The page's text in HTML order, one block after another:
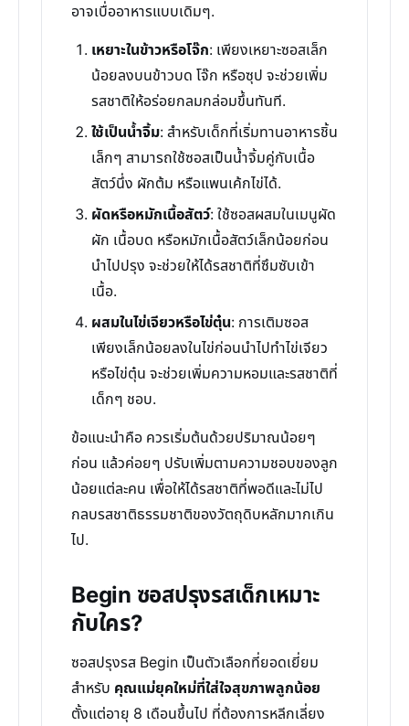
อาจเบื่ออาหารแบบเดิมๆ.
เหยาะในข้าวหรือโจ๊ก: เพียงเหยาะซอสเล็ก
น้อยลงบนข้าวบด โจ๊ก หรือซุป จะช่วยเพิ่ม
รสชาติให้อร่อยกลมกล่อมขึ้นทันที.
ใช้เป็นน้ำจิ้ม: สำหรับเด็กที่เริ่มทานอาหารชิ้น
เล็กๆ สามารถใช้ซอสเป็นน้ำจิ้มคู่กับเนื้อ
สัตว์นึ่ง ผักต้ม หรือแพนเค้กไข่ได้.
ผัดหรือหมักเนื้อสัตว์: ใช้ซอสผสมในเมนูผัด
ผัก เนื้อบด หรือหมักเนื้อสัตว์เล็กน้อยก่อน
นำไปปรุง จะช่วยให้ได้รสชาติที่ซึมซับเข้า
เนื้อ.
ผสมในไข่เจียวหรือไข่ตุ๋น: การเติมซอส
เพียงเล็กน้อยลงในไข่ก่อนนำไปทำไข่เจียว
หรือไข่ตุ๋น จะช่วยเพิ่มความหอมและรสชาติที่
เด็กๆ ชอบ.
ข้อแนะนำคือ ควรเริ่มต้นด้วยปริมาณน้อยๆ
ก่อน แล้วค่อยๆ ปรับเพิ่มตามความชอบของลูก
น้อยแต่ละคน เพื่อให้ได้รสชาติที่พอดีและไม่ไป
กลบรสชาติธรรมชาติของวัตถุดิบหลักมากเกิน
ไป.
Begin ซอสปรุงรสเด็กเหมาะ
กับใคร?
ซอสปรุงรส Begin เป็นตัวเลือกที่ยอดเยี่ยม
สำหรับ คุณแม่ยุคใหม่ที่ใส่ใจสุขภาพลูกน้อย
ตั้งแต่อายุ 8 เดือนขึ้นไป ที่ต้องการหลีกเลี่ยง